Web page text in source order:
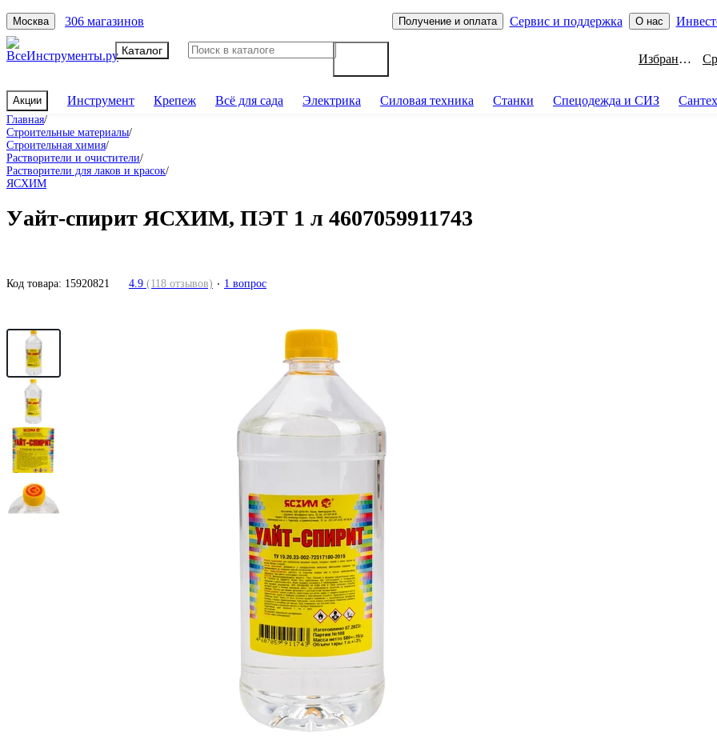
Москва 306 магазинов Получение и оплата Сервис и поддержка О нас
Каталог
Избранное
Акции Инструмент Крепеж Всё для сада Электрика Силовая техника Станки Спецодежда и СИЗ
Главная/
Строительные материалы/
Строительная химия/
Растворители и очистители/
Растворители для лаков и красок/
ЯСХИМ
Уайт-спирит ЯСХИМ, ПЭТ 1 л 4607059911743
Код товара: 15920821 4.9 (118 отзывов) 1 вопрос